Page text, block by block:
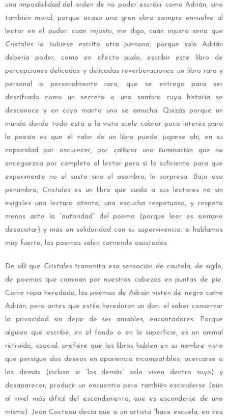
una imposibilidad del orden de no poder escribir como Adrián, sino
también moral, porque acaso una gran obra siempre envuelve al
lector en el pudor: cuán injusto, me digo, cuán injusto sería que
Cristaleslo hubiese escrito otra persona, porque solo Adrián
debería poder, como en efecto pudo, escribir este libro de
percepciones delicadas y delicadas reverberaciones; un libro raro y
personal o personalmente raro, que se entrega para ser
descifrado como un secreto o una sombra cuya historia se
desconoce y en cuyo manto uno se amucha. Quizás porque un
mundo donde todo está a la vista suele cobrar poco interés para
la poesía es que el valor de un libro puede jugarse ahí, en su
capacidad por oscurecer, por calibrar una iluminación que no
enceguezca por completo al lector pero sí lo suficiente para que
experimente no el susto sino el asombro, la sorpresa. Bajo esa
penumbra, Cristales es un libro que cuida a sus lectores no sin
exigirles una lectura atenta, una escucha respetuosa, y respeto
menos ante la “autoridad” del poema (porque leer es siempre
desacatar) y más en solidaridad con su supervivencia: si hablamos
muy fuerte, los poemas salen corriendo asustados.
De allí que Cristales transmita esa sensación de cautela, de sigilo,
de poemas que caminan por nuestras cabezas en puntas de pie.
Como ropa heredada, los poemas de Adrián visten de negro como
Adrián, pero antes que estilo heredaron un don: el saber conservar
la privacidad sin dejar de ser amables, encantadores. Porque
alguien que escribe, en el fondo o en la superficie, es un animal
retraído, asocial; prefiere que los libros hablen en su nombre visto
que persigue dos deseos en apariencia incompatibles: acercarse a
los demás (incluso si “los demás” solo viven dentro suyo) y
desaparecer; producir un encuentro pero también esconderse (aún
al nivel más difícil del escondimiento, que es esconderse de uno
mismo). Jean Cocteau decía que si un artista ”hace escuela, en vez